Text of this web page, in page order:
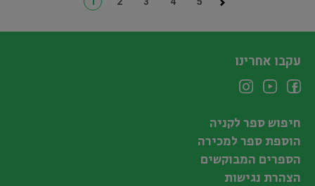
עקבו אחרינו
חיפוש ספר לקניה
הוספת ספר למכירה
הספרים המבוקשים
הצהרת נגישות